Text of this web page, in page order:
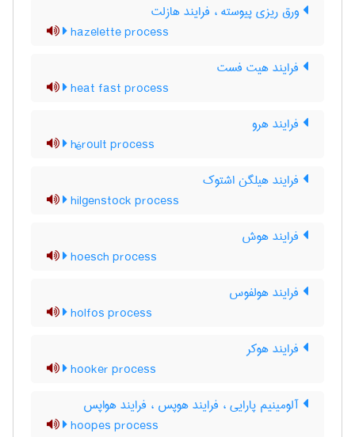
ورق ریزی پیوسته ، فرایند هازلت
hazelette process
فرایند هیت فست
heat fast process
فرایند هرو
héroult process
فرایند هیلگن اشتوک
hilgenstock process
فرایند هوش
hoesch process
فرایند هولفوس
holfos process
فرایند هوکر
hooker process
آلومینیم پارایی ، فرایند هوپس ، فرایند هواپس
hoopes process